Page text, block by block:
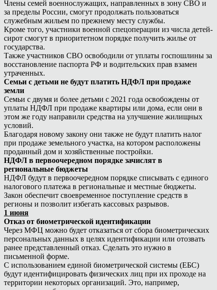
Члены семей военнослужащих, направленных в зону СВО и
за пределы России, смогут продолжать пользоваться
служебным жильем по прежнему месту службы.
Кроме того, участники военной спецоперации из числа детей-
сирот смогут в приоритетном порядке получить жилье от
государства.
Также участников СВО освободили от уплаты госпошлины за
восстановление паспорта РФ и водительских прав взамен
утраченных.
Семьи с детьми не будут платить НДФЛ при продаже
земли
Семьи с двумя и более детьми с 2021 года освобождены от
уплаты НДФЛ при продаже квартиры или дома, если они в
этом же году направили средства на улучшение жилищных
условий.
Благодаря новому закону они также не будут платить налог
при продаже земельного участка, на котором расположены
проданный дом и хозяйственные постройки.
НДФЛ в первоочередном порядке зачислят в
региональные бюджеты
НДФЛ будут в первоочередном порядке списывать с единого
налогового платежа в региональные и местные бюджеты.
Закон обеспечит своевременное поступление средств в
регионы и позволит избегать кассовых разрывов.
1 июня
Отказ от биометрической идентификации
Через МФЦ можно будет отказаться от сбора биометрических
персональных данных в целях идентификации или отозвать
ранее представленный отказ. Сделать это нужно в
письменной форме.
С использованием единой биометрической системы (ЕБС)
будут идентифицировать физических лиц при их проходе на
территории некоторых организаций. Это, например,